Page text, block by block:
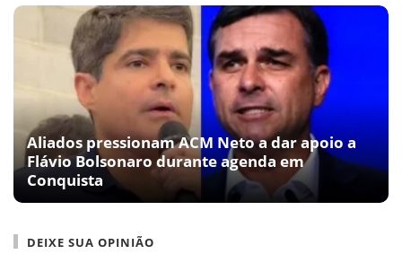
Aliados pressionam ACM Neto a dar apoio a
Flávio Bolsonaro durante agenda em
Conquista
DEIXE SUA OPINIÃO